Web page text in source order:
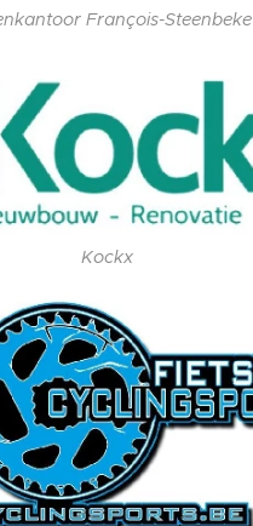
François-Steenbeke
Kockx